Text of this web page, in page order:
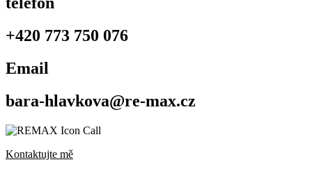
+420 773 750 076
Email
bara-hlavkova@re-max.cz
Kontaktujte mě